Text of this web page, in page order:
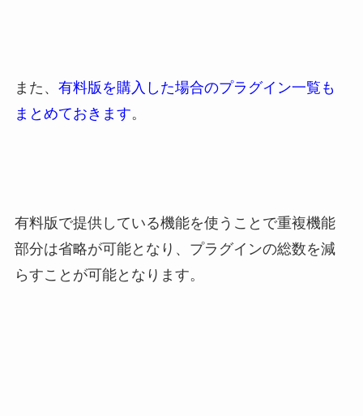
また、 有料版を購入した場合のプラグイン一覧も
まとめておきます。
有料版で提供している機能を使うことで重複機能
部分は省略が可能となり、プラグインの総数を減
らすことが可能となります。